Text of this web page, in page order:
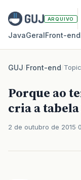
ARQUIVO
JavaGeralFront‑end
GUJ/Front-end/
Porque ao
cria a
2 de outubro de 2015